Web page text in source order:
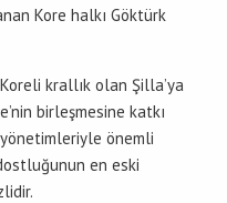
Kore halkı Göktürk
krallık olan Şilla’ya
birleşmesine katkı
önemli
en eski